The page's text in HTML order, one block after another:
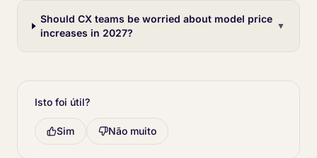
Should CX teams be worried about model price
increases in 2027?
▼
Isto foi útil?
Sim Não muito